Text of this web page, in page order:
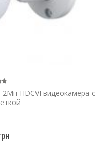
HDCVI видеокамера c